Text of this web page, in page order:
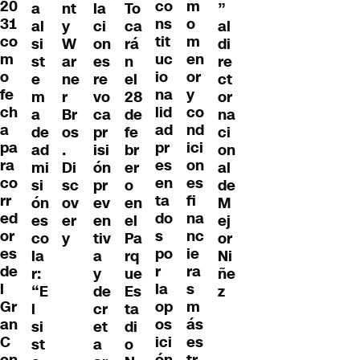
20
31
co
m
o
fe
ch
a
pa
ra
co
rr
ed
or
es
de
l
Gr
an
C
a
al
si
st
e
m
a
de
ad
mi
si
ón
es
co
la
r:
“E
l
si
st
nt
y
W
ar
ne
r
Br
os
.
Di
sc
ov
er
y
la
ci
on
es
re
vo
ca
pr
isi
ón
pr
ev
en
tiv
a
y
de
cr
et
a
To
ca
rá
n
el
28
de
fe
br
er
o
en
el
Pa
rq
ue
Es
ta
di
o
co
ns
tit
uc
io
na
lid
ad
pr
es
en
ta
do
s
po
r
la
op
os
ici
m
o
m
en
or
y
co
nd
ici
on
es
fi
na
nc
ie
ra
s
m
ás
es
”
al
di
re
ct
or
na
ci
on
al
de
M
ej
or
Ni
ñe
z